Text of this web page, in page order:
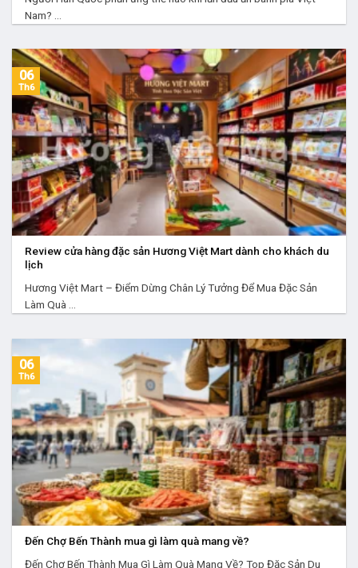
Nam? ...
Review cửa hàng đặc sản Hương Việt Mart dành cho khách du
lịch
Hương Việt Mart – Điểm Dừng Chân Lý Tưởng Để Mua Đặc Sản
Làm Quà ...
06
Th6
Đến Chợ Bến Thành mua gì làm quà mang về?
Đến Chợ Bến Thành Mua Gì Làm Quà Mang Về? Top Đặc Sản Du
06
Th6